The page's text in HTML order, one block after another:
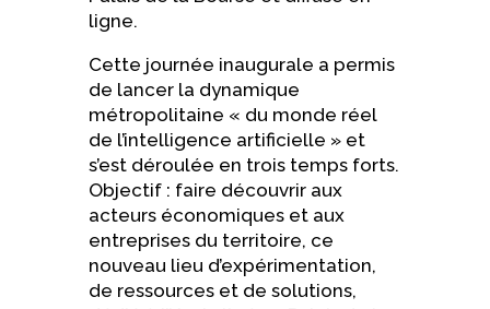
ligne.
Cette journée inaugurale a permis
de lancer la dynamique
métropolitaine « du monde réel
de l’intelligence artificielle » et
s’est déroulée en trois temps forts.
Objectif : faire découvrir aux
acteurs économiques et aux
entreprises du territoire, ce
nouveau lieu d’expérimentation,
de ressources et de solutions,